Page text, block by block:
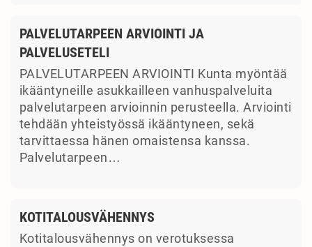
PALVELUTARPEEN ARVIOINTI JA
PALVELUSETELI
PALVELUTARPEEN ARVIOINTI Kunta myöntää
ikääntyneille asukkailleen vanhuspalveluita
palvelutarpeen arvioinnin perusteella. Arviointi
tehdään yhteistyössä ikääntyneen, sekä
tarvittaessa hänen omaistensa kanssa.
Palvelutarpeen…
KOTITALOUSVÄHENNYS
Kotitalousvähennys on verotuksessa